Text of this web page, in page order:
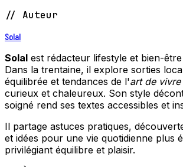
// Auteur
Solal
Solal est rédacteur lifestyle et bien-
Dans la trentaine, il explore sorties
équilibrée et tendances de l'art de vivre
curieux et chaleureux. Son style
soigné rend ses textes accessibles et
Il partage astuces pratiques,
et idées pour une vie quotidienne plus
privilégiant équilibre et plaisir.